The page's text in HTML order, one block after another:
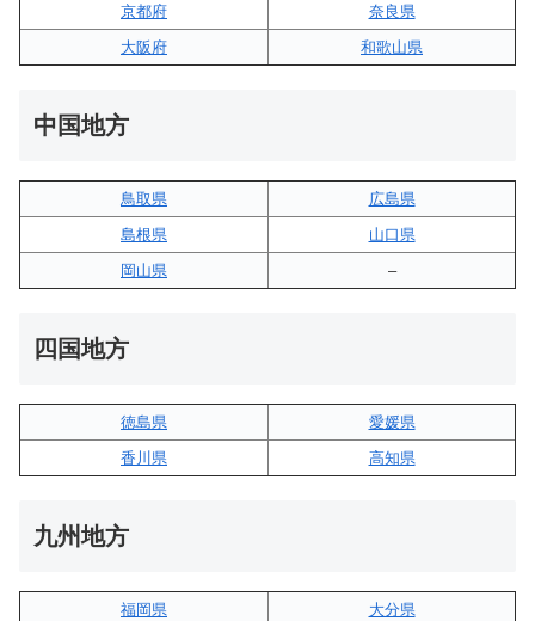
京都府
奈良県
大阪府
和歌山県
中国地方
鳥取県
広島県
島根県
山口県
岡山県
–
四国地方
徳島県
愛媛県
香川県
高知県
九州地方
福岡県 大分県